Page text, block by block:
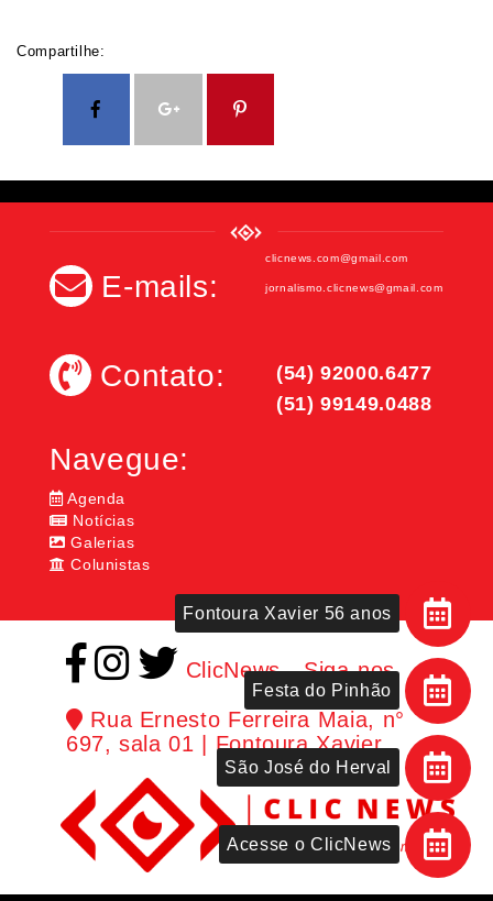
Compartilhe:
E-mails:
clicnews.com@gmail.com
jornalismo.clicnews@gmail.com
Contato:
(54) 92000.6477
(51) 99149.0488
Navegue:
Agenda
Notícias
Galerias
Colunistas
ClicNews - Siga-nos
Rua Ernesto Ferreira Maia, n°
697, sala 01 | Fontoura Xavier
Acesse o ClicNews
São José do Herval
Festa do Pinhão
Fontoura Xavier 56 anos